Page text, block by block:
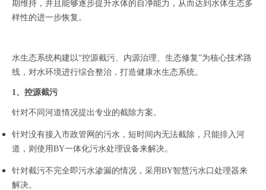
期维持，并且能够逐步提升水体的自净能力，从而达到水体生态多
样性的进一步恢复。
水生态系统构建以“控源截污、内源治理、生态修复”为核心技术路
线，对水环境进行综合整治，打造健康水生态系统。
1、控源截污
针对不同河道情况提出专业的截除方案。
针对没有接入市政管网的污水，短时间内无法截除，只能排入河
道，则使用BY一体化污水处理设备来解决。
针对截污不完全即污水渗漏的情况，采用BY智慧污水口处理器来
解决。